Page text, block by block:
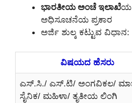
ಭಾರತೀಯ ಅಂಚೆ ಇಲಾಖೆಯ
ಅಧಿಸೂಚನೆಯ ಪ್ರಕಾರ
ಅರ್ಜಿ ಶುಲ್ಕ ಕಟ್ಟುವ
ವಿಷಯದ ಹೆಸರು
ಎಸ್.ಸಿ./ ಎಸ್.ಟಿ/ ಅಂಗವಿಕಲ/
ಸೈನಿಕ/ ಮಹಿಳಾ/ ತೃತೀಯ ಲಿಂಗಿ